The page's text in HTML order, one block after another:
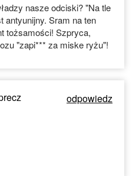
nasze odciski? "Na tle
antyunijny. Sram na ten
tożsamości! Szpryca,
"zapi*** za miske ryżu"!
odpowiedz